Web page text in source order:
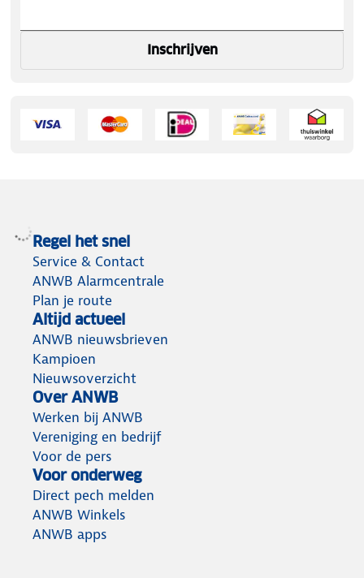
Inschrijven
Regel het snel
Service & Contact
ANWB Alarmcentrale
Plan je route
Altijd actueel
ANWB nieuwsbrieven
Kampioen
Nieuwsoverzicht
Over ANWB
Werken bij ANWB
Vereniging en bedrijf
Voor de pers
Voor onderweg
Direct pech melden
ANWB Winkels
ANWB apps